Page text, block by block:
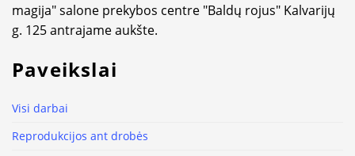
magija" salone prekybos centre "Baldų rojus" Kalvarijų
g. 125 antrajame aukšte.
Paveikslai
Visi darbai
Reprodukcijos ant drobės